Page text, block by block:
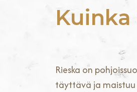
Rieska on
täyttävä ja maistuu